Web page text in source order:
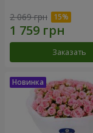
2 069 грн
Заказать